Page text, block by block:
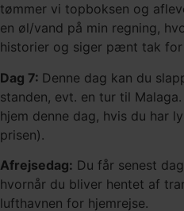
tømmer vi topboksen og
en øl/vand på min regning,
historier og siger pænt tak for
Dag 7: Denne dag kan du
standen, evt. en tur til
hjem denne dag, hvis du har
prisen).
Afrejsedag: Du får senest
hvornår du bliver hentet af
lufthavnen for hjemrejse.